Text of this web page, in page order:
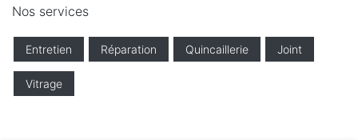
Nos services
Entretien Réparation Quincaillerie Joint
Vitrage